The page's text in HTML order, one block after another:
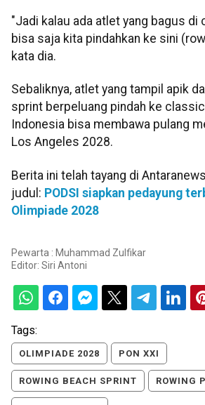
"Jadi kalau ada atlet yang bagus di
bisa saja kita pindahkan ke sini
kata dia.
Sebaliknya, atlet yang tampil apik
sprint berpeluang pindah ke
Indonesia bisa membawa pulang
Los Angeles 2028.
Berita ini telah tayang di
judul: PODSI siapkan pedayung
Olimpiade 2028
Pewarta : Muhammad Zulfikar
Editor: Siri Antoni
Tags:
OLIMPIADE 2028 PON XXI
ROWING BEACH SPRINT ROWING